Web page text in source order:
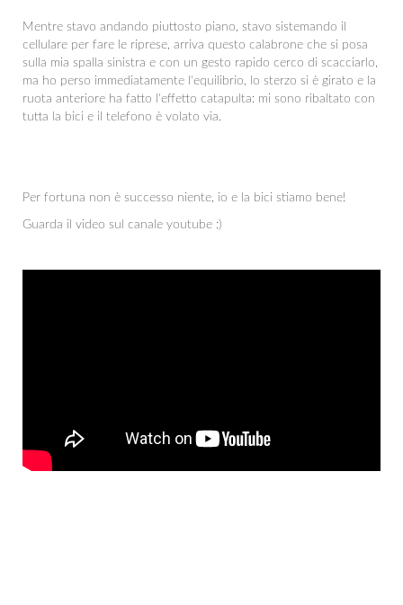
Mentre stavo andando piuttosto piano, stavo sistemando il
cellulare per fare le riprese, arriva questo calabrone che si posa
sulla mia spalla sinistra e con un gesto rapido cerco di scacciarlo,
ma ho perso immediatamente l'equilibrio, lo sterzo si è girato e la
ruota anteriore ha fatto l'effetto catapulta: mi sono ribaltato con
tutta la bici e il telefono è volato via.
Per fortuna non è successo niente, io e la bici stiamo bene!
Guarda il video sul canale youtube :)